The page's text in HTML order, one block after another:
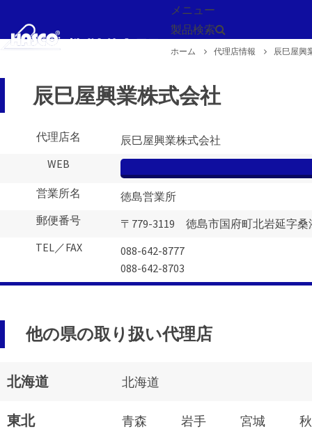
メニュー
製品検索
ホーム 代理店情報 辰巳屋興
辰巳屋興業株式会社
代理店名
辰巳屋興業株式会社
WEB
営業所名
徳島営業所
郵便番号
〒779-3119 徳島市国府町北岩延字桑
TEL／FAX
088-642-8777
088-642-8703
他の県の取り扱い代理店
北海道 北海道
東北 青森 岩手 宮城